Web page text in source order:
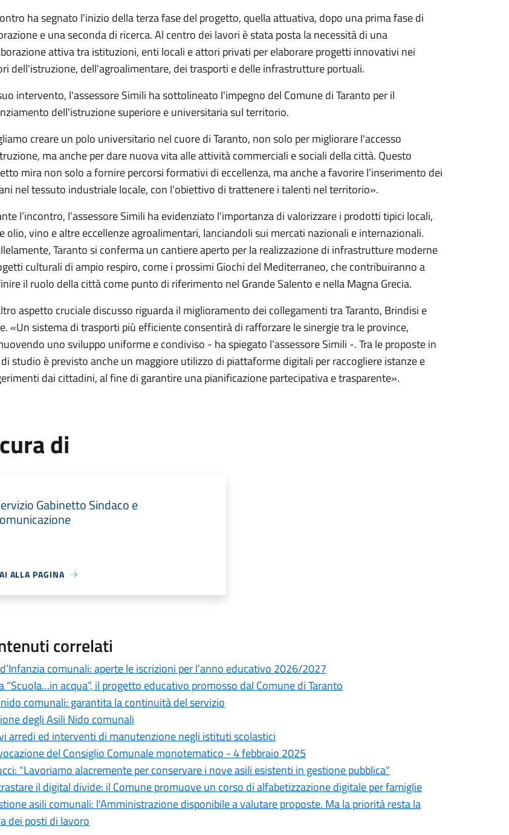
ha segnato l'inizio della terza fase del progetto, quella attuativa, dopo una prima fase di
e una seconda di ricerca. Al centro dei lavori è stata posta la necessità di una
attiva tra istituzioni, enti locali e attori privati per elaborare progetti innovativi nei
dell'istruzione, dell'agroalimentare, dei trasporti e delle infrastrutture portuali.
intervento, l'assessore Simili ha sottolineato l'impegno del Comune di Taranto per il
dell'istruzione superiore e universitaria sul territorio.
creare un polo universitario nel cuore di Taranto, non solo per migliorare l'accesso
ma anche per dare nuova vita alle attività commerciali e sociali della città. Questo
mira non solo a fornire percorsi formativi di eccellenza, ma anche a favorire l’inserimento dei
nel tessuto industriale locale, con l'obiettivo di trattenere i talenti nel territorio».
l’incontro, l’assessore Simili ha evidenziato l'importanza di valorizzare i prodotti tipici locali,
olio, vino e altre eccellenze agroalimentari, lanciandoli sui mercati nazionali e internazionali.
Taranto si conferma un cantiere aperto per la realizzazione di infrastrutture moderne
culturali di ampio respiro, come i prossimi Giochi del Mediterraneo, che contribuiranno a
il ruolo della città come punto di riferimento nel Grande Salento e nella Magna Grecia.
aspetto cruciale discusso riguarda il miglioramento dei collegamenti tra Taranto, Brindisi e
«Un sistema di trasporti più efficiente consentirà di rafforzare le sinergie tra le province,
uno sviluppo uniforme e condiviso - ha spiegato l’assessore Simili -. Tra le proposte in
studio è previsto anche un maggiore utilizzo di piattaforme digitali per raccogliere istanze e
dai cittadini, al fine di garantire una pianificazione partecipativa e trasparente».
di
Gabinetto Sindaco e
ALLA PAGINA
correlati
comunali: aperte le iscrizioni per l’anno educativo 2026/2027
“Scuola…in acqua”, il progetto educativo promosso dal Comune di Taranto
comunali: garantita la continuità del servizio
degli Asili Nido comunali
arredi ed interventi di manutenzione negli istituti scolastici
del Consiglio Comunale monotematico - 4 febbraio 2025
"Lavoriamo alacremente per conservare i nove asili esistenti in gestione pubblica"
il digital divide: il Comune promuove un corso di alfabetizzazione digitale per famiglie
asili comunali: l'Amministrazione disponibile a valutare proposte. Ma la priorità resta la
dei posti di lavoro